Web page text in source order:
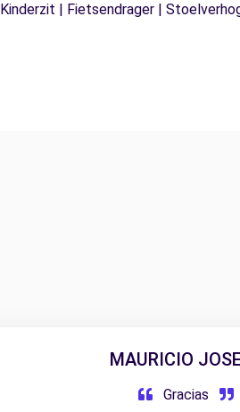
Kinderzit | Fietsendrager |
MAURICIO
Gracias